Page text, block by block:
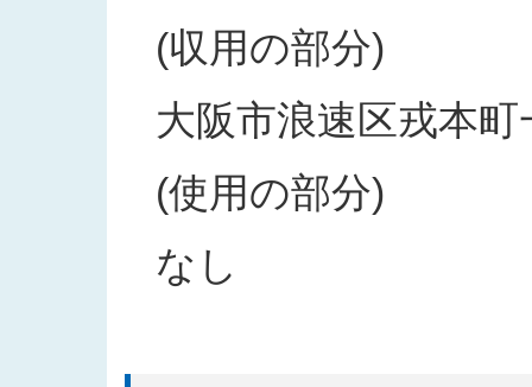
(収用の部分)
大阪市浪速区戎本
(使用の部分)
なし